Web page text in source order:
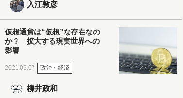
入江敦彦
仮想通貨は“仮想”な存在なの
か？ 拡大する現実世界への
影響
2021.05.07 政治・経済
柳井政和